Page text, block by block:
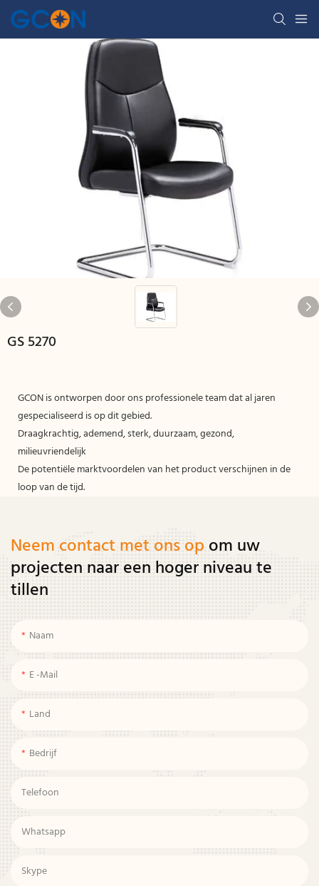
GS 5270
GCON is ontworpen door ons professionele team dat al jaren
gespecialiseerd is op dit gebied.
Draagkrachtig, ademend, sterk, duurzaam, gezond,
milieuvriendelijk
De potentiële marktvoordelen van het product verschijnen in de
loop van de tijd.
Neem contact met ons op om uw
projecten naar een hoger niveau te
tillen
Naam
E -mail
Land
Bedrijf
Telefoon
Whatsapp
Skype